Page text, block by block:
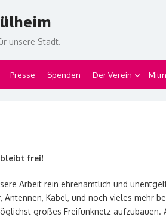
unsere Stadt.
Presse Spenden Der Verein
frei!
Arbeit rein ehrenamtlich und
Antennen, Kabel, und noch vieles mehr
großes Freifunknetz aufzubauen.